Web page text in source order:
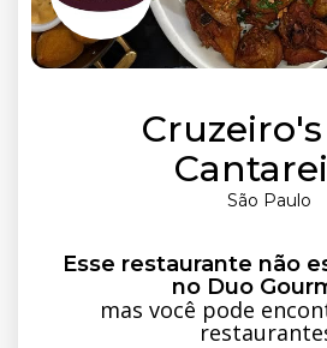
São Paulo
Esse restaurante não
no Duo
mas você pode